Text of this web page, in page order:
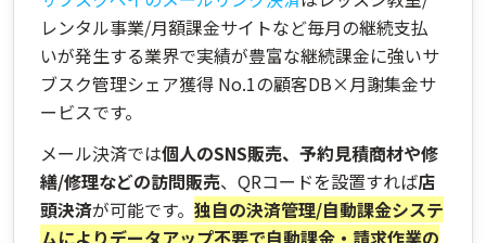
レンタル事業/月額課金サイトなど毎月の継続支払
いが発生する業界で実績が豊富な継続課金に強いサ
ブスク管理シェア獲得 No.1の顧客DB×月謝集金サ
ービスです。
メール決済では個人のSNS販売、予約見積商材や修
繕/修理などの訪問販売、QRコードを設置すれば店
頭決済が可能です。 独自の決済管理/自動課金システ
ムによりデータアップ不要で自動課金・請求作業の